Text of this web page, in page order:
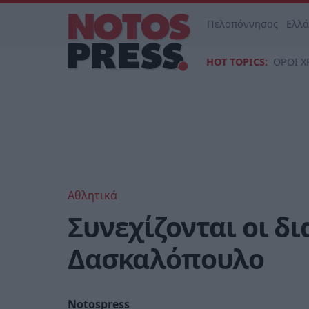
Πελοπόννησος
HOT TOPICS: ΟΡΟΙ
Αθλητικά
Συνεχίζονται οι
Δασκαλόπουλο
Notospress